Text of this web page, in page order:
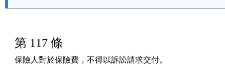
第 117 條
保險人對於保險費，不得以訴訟請求交付。